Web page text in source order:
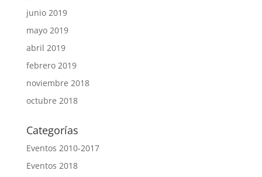
junio 2019
mayo 2019
abril 2019
febrero 2019
noviembre 2018
octubre 2018
Categorías
Eventos 2010-2017
Eventos 2018